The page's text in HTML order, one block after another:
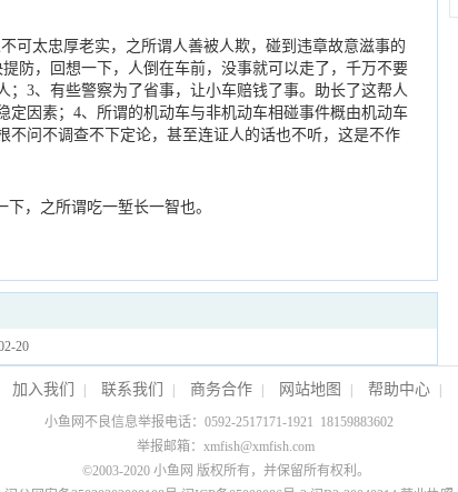
可太忠厚老实，之所谓人善被人欺，碰到违章故意滋事的
防，回想一下，人倒在车前，没事就可以走了，千万不要
；3、有些警察为了省事，让小车赔钱了事。助长了这帮人
定因素；4、所谓的机动车与非机动车相碰事件概由机动车
不问不调查不下定论，甚至连证人的话也不听，这是不作
，之所谓吃一堑长一智也。
20
加入我们 联系我们 商务合作 网站地图 帮助中心
小鱼网不良信息举报电话：0592-2517171-1921 18159883602
举报邮箱：xmfish@xmfish.com
©2003-2020 小鱼网 版权所有，并保留所有权利。